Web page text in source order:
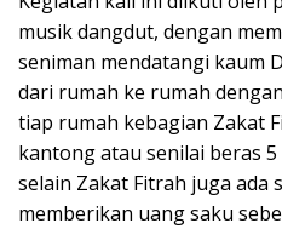
musik dangdut, dengan
seniman mendatangi kaum
dari rumah ke rumah
tiap rumah kebagian Zakat
kantong atau senilai beras
selain Zakat Fitrah juga ada
memberikan uang saku